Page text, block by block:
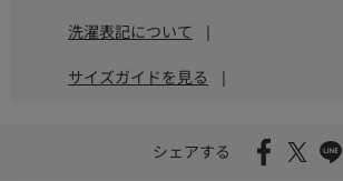
洗濯表記について |
サイズガイドを見る |
シェアする